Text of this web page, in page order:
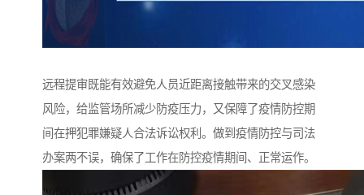
远程提审既能有效避免人员近距离接触带来的交叉感染
风险，给监管场所减少防疫压力，又保障了疫情防控期
间在押犯罪嫌疑人合法诉讼权利。做到疫情防控与司法
办案两不误，确保了工作在防控疫情期间、正常运作。